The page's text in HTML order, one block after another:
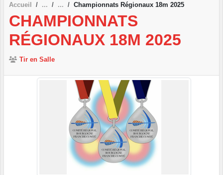
Accueil Championnats Régionaux 18m 2025
CHAMPIONNATS
RÉGIONAUX 18M 2025
Tir en Salle